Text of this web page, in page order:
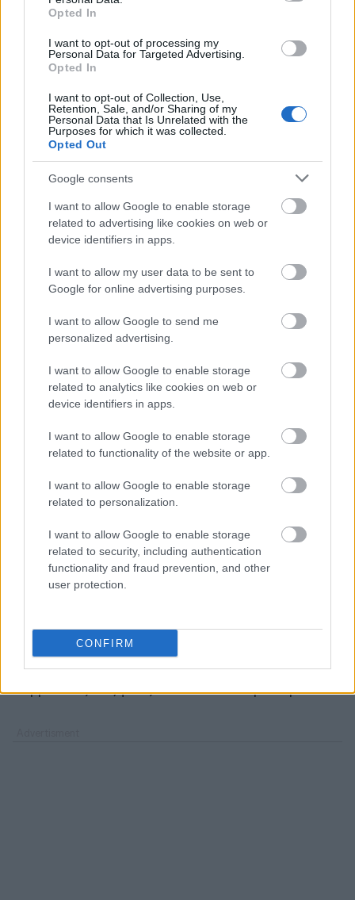
Opted In
I want to opt-out of processing my
Personal Data for Targeted Advertising.
Opted In
I want to opt-out of Collection, Use,
Retention, Sale, and/or Sharing of my
Personal Data that Is Unrelated with the
Purposes for which it was collected.
Opted Out
Google consents
I want to allow Google to enable storage
related to advertising like cookies on web or
device identifiers in apps.
I want to allow my user data to be sent to
Google for online advertising purposes.
I want to allow Google to send me
personalized advertising.
I want to allow Google to enable storage
related to analytics like cookies on web or
device identifiers in apps.
I want to allow Google to enable storage
related to functionality of the website or app.
I want to allow Google to enable storage
related to personalization.
I want to allow Google to enable storage
related to security, including authentication
functionality and fraud prevention, and other
user protection.
CONFIRM
λειτουργία κατέγραψαν Operating EBITDA
Operating Malls EBITDA προσαρμοσμένο για
μεταχρεώσεις εξόδων διοικητικής υποστήριξης
και λοιπών υποστηρικτικών λειτουργιών ύψους
€2,2εκ, ανήλθε στα €24,9εκ, αυξημένο κατά 5%
σε ετήσια βάση. Η επίδοση αυτή οφείλεται
κυρίως στην αύξηση των βασικών μισθωμάτων
κατά 5% σε σύγκριση με το πρώτο τρίμηνο του
στάθμευση κατά 8% για την ίδια περίοδο. Τα
αποτελέσματα υποστηρίχθηκαν από τη
(+5% έναντι του πρώτου τριμήνου του 2025),
καθώς και από την επίτευξη νέου ιστορικού
υψηλού στον συνολικό κύκλο εργασιών των
καταστημάτων, ο οποίος ανήλθε σε €187εκ για
(GAV) του ομίλου LAMDA MALLS την 31.03.2026
ανήλθε σε €1,8δις, με την αξία των 4 Εμπορικών
Μαρίνα του Φλοίσβουσυνέχισε την ισχυρή
αναπτυξιακή της πορεία, επιτυγχάνονταςνέο
ιστορικό ρεκόρ το πρώτο τρίμηνο του 2026
συνολικά έσοδα ανήλθαν σε €6,3εκ, ενώ τα κέρδη
EBITDA αυξήθηκαν κατά 12% σε ετήσια βάση,
φθάνοντας τα €4,5εκ. Η ισχυρή αυτή επίδοση
οφείλεται κυρίως στη σταθερή υψηλή ζήτηση για
μέγιστη πληρότητα στις μόνιμες θέσεις
ελλιμενισμού, στα αυξημένα έσοδα από τέλη
διερχόμενων σκαφών, καθώς και στις ετήσιες
συμβατικές αυξήσεις των τελών ελλιμενισμού.